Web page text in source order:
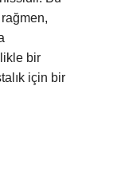
rağmen,
bir
için bir